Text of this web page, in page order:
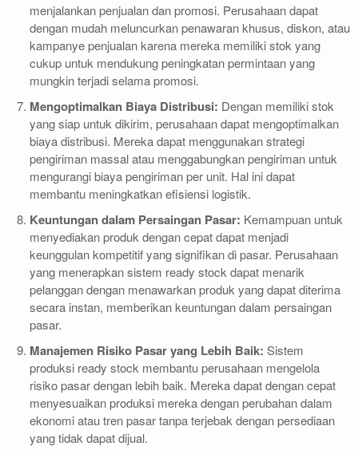
menjalankan penjualan dan promosi. Perusahaan dapat
dengan mudah meluncurkan penawaran khusus, diskon, atau
kampanye penjualan karena mereka memiliki stok yang
cukup untuk mendukung peningkatan permintaan yang
mungkin terjadi selama promosi.
Mengoptimalkan Biaya Distribusi: Dengan memiliki stok
yang siap untuk dikirim, perusahaan dapat mengoptimalkan
biaya distribusi. Mereka dapat menggunakan strategi
pengiriman massal atau menggabungkan pengiriman untuk
mengurangi biaya pengiriman per unit. Hal ini dapat
membantu meningkatkan efisiensi logistik.
Keuntungan dalam Persaingan Pasar: Kemampuan untuk
menyediakan produk dengan cepat dapat menjadi
keunggulan kompetitif yang signifikan di pasar. Perusahaan
yang menerapkan sistem ready stock dapat menarik
pelanggan dengan menawarkan produk yang dapat diterima
secara instan, memberikan keuntungan dalam persaingan
pasar.
Manajemen Risiko Pasar yang Lebih Baik: Sistem
produksi ready stock membantu perusahaan mengelola
risiko pasar dengan lebih baik. Mereka dapat dengan cepat
menyesuaikan produksi mereka dengan perubahan dalam
ekonomi atau tren pasar tanpa terjebak dengan persediaan
yang tidak dapat dijual.